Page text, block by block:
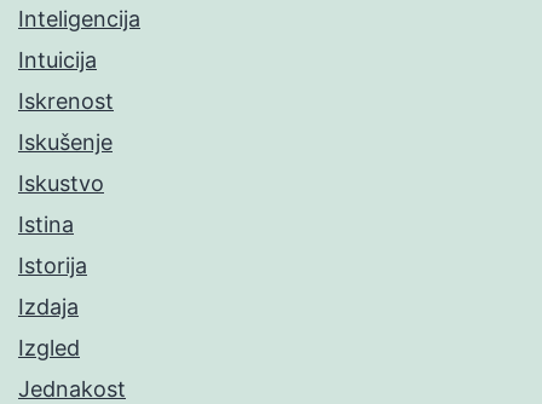
Inteligencija
Intuicija
Iskrenost
Iskušenje
Iskustvo
Istina
Istorija
Izdaja
Izgled
Jednakost